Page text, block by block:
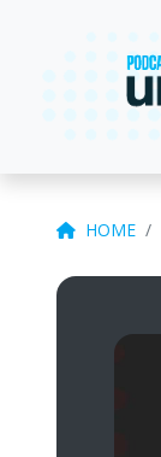
HOME